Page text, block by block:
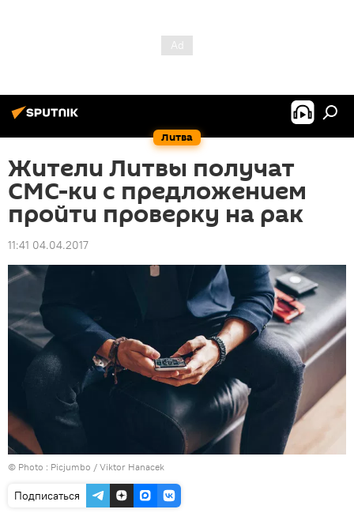
Литва
Жители Литвы получат
СМС-ки с предложением
пройти проверку на рак
11:41 04.04.2017
© Photo : Рicjumbo / Viktor Hanacek
Подписаться